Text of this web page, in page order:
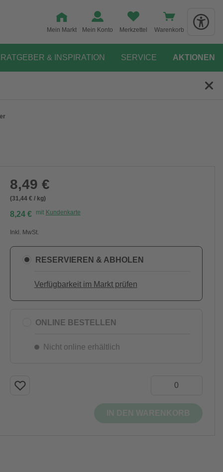
Mein Markt Mein Konto Merkzettel Warenkorb
RATGEBER & INSPIRATION SERVICE AKTIONEN
8,49 €
(31,44 € / kg)
8,24 € mit Kundenkarte
Inkl. MwSt.
RESERVIEREN & ABHOLEN
Verfügbarkeit im Markt prüfen
ONLINE BESTELLEN
Nicht online erhältlich